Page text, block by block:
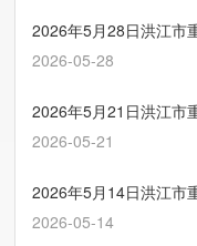
2026年5月28日洪江市
2026-05-28
2026年5月21日洪江市
2026-05-21
2026年5月14日洪江市
2026-05-14